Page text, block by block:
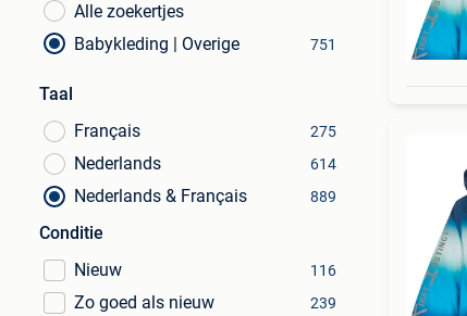
Alle zoekertjes
Babykleding | Overige
751
Taal
Français
275
Nederlands 614
Nederlands & Français 889
Conditie
Nieuw
116
Zo goed als nieuw 239